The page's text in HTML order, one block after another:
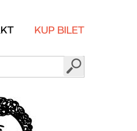
KUP BILET